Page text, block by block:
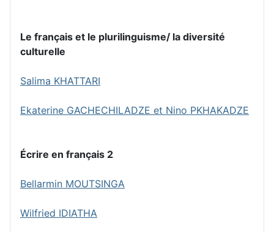
Le français et le plurilinguisme/ la diversité
culturelle
Salima KHATTARI
Ekaterine GACHECHILADZE et Nino PKHAKADZE
Écrire en français 2
Bellarmin MOUTSINGA
Wilfried IDIATHA